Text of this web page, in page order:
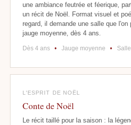
une ambiance feutrée et féerique,
un récit de Noël. Format visuel et
regard, il demande une salle que
jauge moyenne, dès 4 ans.
Dès 4 ans • Jauge moyenne •
L'ESPRIT DE NOËL
Conte de Noël
Le récit taillé pour la saison : la